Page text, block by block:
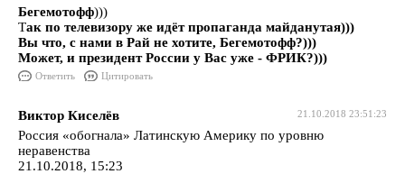
Бегемотофф)))
Так по телевизору же идёт пропаганда майданутая)))
Вы что, с нами в Рай не хотите, Бегемотофф?)))
Может, и президент России у Вас уже - ФРИК?)))
Ответить Цитировать
21.10.2018 23:51:23
Виктор Киселёв
Россия «обогнала» Латинскую Америку по уровню
неравенства
21.10.2018, 15:23